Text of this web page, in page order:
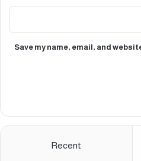
Save my name, email, and
Recent